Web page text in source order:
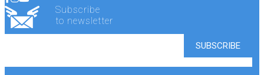
Subscribe
to newsletter